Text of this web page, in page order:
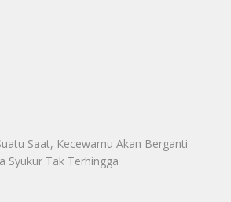
Saat, Kecewamu Akan Berganti
Syukur Tak Terhingga